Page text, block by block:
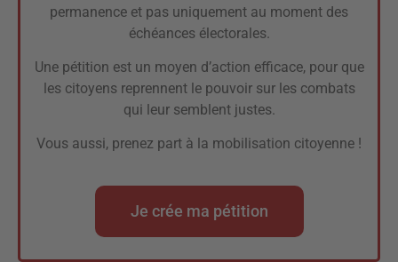
permanence et pas uniquement au moment des
échéances électorales.
Une pétition est un moyen d’action efficace, pour que
les citoyens reprennent le pouvoir sur les combats
qui leur semblent justes.
Vous aussi, prenez part à la mobilisation citoyenne !
Je crée ma pétition